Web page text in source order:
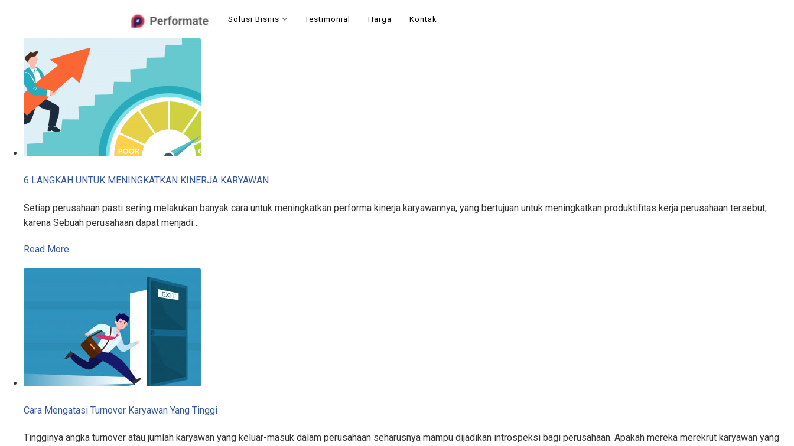
content
Solusi Bisnis Testimonial Harga Kontak
6 LANGKAH UNTUK MENINGKATKAN KINERJA KARYAWAN
Setiap perusahaan pasti sering melakukan banyak cara untuk meningkatkan performa kinerja karyawannya, yang bertujuan untuk meningkatkan produktifitas kerja perusahaan tersebut,
karena Sebuah perusahaan dapat menjadi…
Read More
Cara Mengatasi Turnover Karyawan Yang Tinggi
Tingginya angka turnover atau jumlah karyawan yang keluar-masuk dalam perusahaan seharusnya mampu dijadikan introspeksi bagi perusahaan. Apakah mereka merekrut karyawan yang